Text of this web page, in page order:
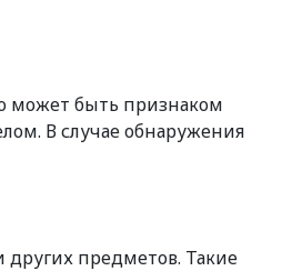
может быть признаком
В случае обнаружения
предметов. Такие